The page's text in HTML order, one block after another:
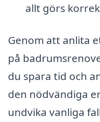
allt görs
Genom att anlita
på
du spara tid och
den nödvändiga
undvika vanliga